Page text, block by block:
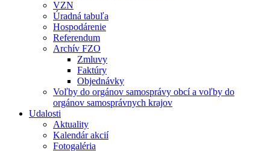
VZN
Úradná tabuľa
Hospodárenie
Referendum
Archív FZO
Zmluvy
Faktúry
Objednávky
Voľby do orgánov samosprávy obcí a voľby do
orgánov samosprávnych krajov
Udalosti
Aktuality
Kalendár akcií
Fotogaléria